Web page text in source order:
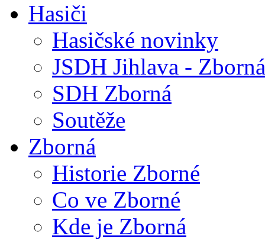
Hasiči
Hasičské novinky
JSDH Jihlava - Zborná
SDH Zborná
Soutěže
Zborná
Historie Zborné
Co ve Zborné
Kde je Zborná